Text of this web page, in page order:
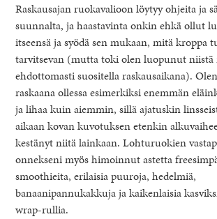
Raskausajan ruokavalioon löytyy ohjeita ja
suunnalta, ja haastavinta onkin ehkä ollut
itseensä ja syödä sen mukaan, mitä
tarvitsevan (mutta toki olen luopunut
ehdottomasti suositella raskausaikana).
raskaana ollessa esimerkiksi enemmän
ja lihaa kuin aiemmin, sillä ajatuskin
aikaan kovan kuvotuksen etenkin
kestänyt niitä lainkaan. Lohturuokien
onnekseni myös himoinnut astetta
smoothieita, erilaisia puuroja, hedelmiä,
banaanipannukakkuja ja kaikenlaisia
wrap-rullia.